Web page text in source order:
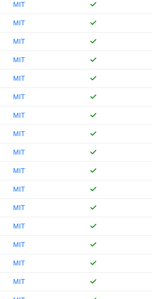
MIT
MIT
MIT
MIT
MIT
MIT
MIT
MIT
MIT
MIT
MIT
MIT
MIT
MIT
MIT
MIT